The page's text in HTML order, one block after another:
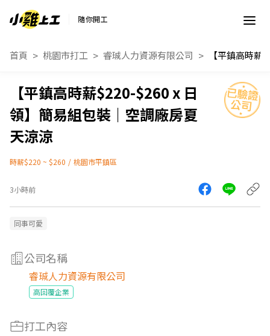
隨你開工
首頁 桃園市打工 睿珹人力資源有限公司
【平鎮高時薪$220-$260 x 日
領】簡易組包裝｜空調廠房夏
天涼涼
時薪$220 ~ $260 / 桃園市平鎮區
3小時前
同事可愛
公司名稱
睿珹人力資源有限公司
高回覆企業
打工內容